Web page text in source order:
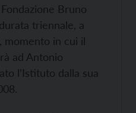
Bruno
triennale, a
momento in cui il
ad Antonio
l’Istituto dalla sua